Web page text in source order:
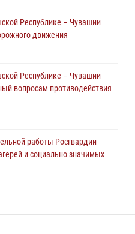
армии Виктор Золотов
тыла с профессиональным
Республике – Чувашии
движения
Республике – Чувашии
вопросам противодействия
работы Росгвардии
и социально значимых